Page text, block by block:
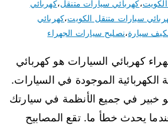
،كهربائي سيارات متنقل،كهربائي
سيارات متنقل الكويت،كهربائي
سيارة،نصليح سيارات الجهراء
كهربائي السيارات هو كهربائي
الموجودة في السيارات.
خبير في جميع الأنظمة في سيارتك
يحدث خطأ ما. تقع المصابيح